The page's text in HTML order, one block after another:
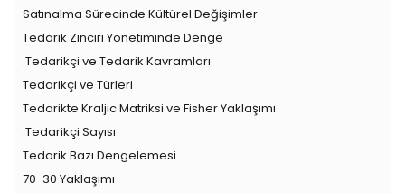
Satınalma Sürecinde Kültürel Değişimler
Tedarik Zinciri Yönetiminde Denge
.Tedarikçi ve Tedarik Kavramları
Tedarikçi ve Türleri
Tedarikte Kraljic Matriksi ve Fisher Yaklaşımı
.Tedarikçi Sayısı
Tedarik Bazı Dengelemesi
70-30 Yaklaşımı